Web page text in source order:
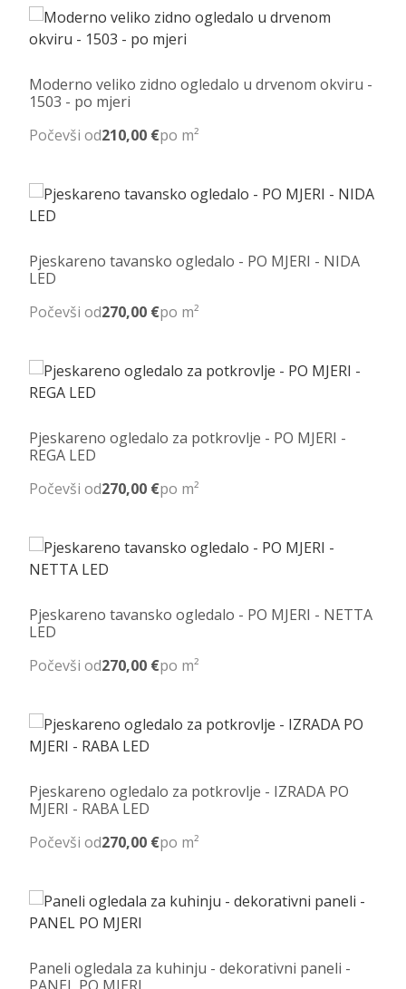
Moderno veliko zidno ogledalo u drvenom okviru -
1503 - po mjeri
Počevši od210,00 €po m²
Pjeskareno tavansko ogledalo - PO MJERI - NIDA
LED
Počevši od270,00 €po m²
Pjeskareno ogledalo za potkrovlje - PO MJERI -
REGA LED
Počevši od270,00 €po m²
Pjeskareno tavansko ogledalo - PO MJERI - NETTA
LED
Počevši od270,00 €po m²
Pjeskareno ogledalo za potkrovlje - IZRADA PO
MJERI - RABA LED
Počevši od270,00 €po m²
Paneli ogledala za kuhinju - dekorativni paneli -